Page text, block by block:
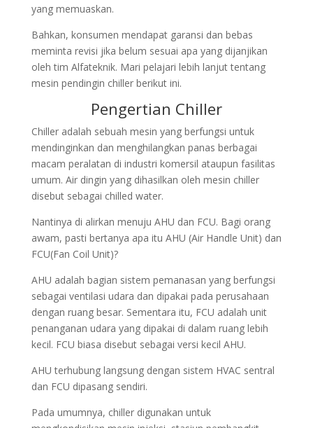
yang memuaskan.
Bahkan, konsumen mendapat garansi dan bebas
meminta revisi jika belum sesuai apa yang dijanjikan
oleh tim Alfateknik. Mari pelajari lebih lanjut tentang
mesin pendingin chiller berikut ini.
Pengertian Chiller
Chiller adalah sebuah mesin yang berfungsi untuk
mendinginkan dan menghilangkan panas berbagai
macam peralatan di industri komersil ataupun fasilitas
umum. Air dingin yang dihasilkan oleh mesin chiller
disebut sebagai chilled water.
Nantinya di alirkan menuju AHU dan FCU. Bagi orang
awam, pasti bertanya apa itu AHU (Air Handle Unit) dan
FCU(Fan Coil Unit)?
AHU adalah bagian sistem pemanasan yang berfungsi
sebagai ventilasi udara dan dipakai pada perusahaan
dengan ruang besar. Sementara itu, FCU adalah unit
penanganan udara yang dipakai di dalam ruang lebih
kecil. FCU biasa disebut sebagai versi kecil AHU.
AHU terhubung langsung dengan sistem HVAC sentral
dan FCU dipasang sendiri.
Pada umumnya, chiller digunakan untuk